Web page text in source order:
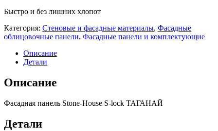
Быстро и без лишних хлопот
Категория: Стеновые и фасадные материалы, Фасадные
облицовочные панели, Фасадные панели и комплектующие
Описание
Детали
Описание
Фасадная панель Stone-House S-lock ТАГАНАЙ
Детали